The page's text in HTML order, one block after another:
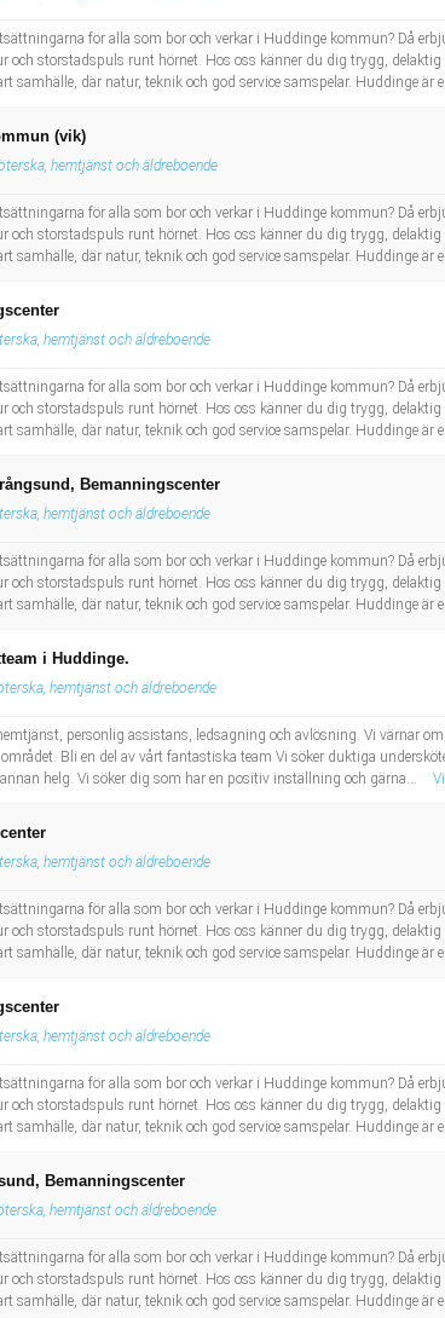
för alla som bor och verkar i Huddinge kommun? Då
och storstadspuls runt hörnet. Hos oss känner du dig trygg, delaktig
samhälle, där natur, teknik och god service samspelar. Huddinge är
(vik)
hemtjänst och äldreboende
för alla som bor och verkar i Huddinge kommun? Då
och storstadspuls runt hörnet. Hos oss känner du dig trygg, delaktig
samhälle, där natur, teknik och god service samspelar. Huddinge är
hemtjänst och äldreboende
för alla som bor och verkar i Huddinge kommun? Då
och storstadspuls runt hörnet. Hos oss känner du dig trygg, delaktig
samhälle, där natur, teknik och god service samspelar. Huddinge är
Bemanningscenter
hemtjänst och äldreboende
för alla som bor och verkar i Huddinge kommun? Då
och storstadspuls runt hörnet. Hos oss känner du dig trygg, delaktig
samhälle, där natur, teknik och god service samspelar. Huddinge är
i Huddinge.
hemtjänst och äldreboende
personlig assistans, ledsagning och avlösning. Vi värnar
Bli en del av vårt fantastiska team Vi söker duktiga
helg. Vi söker dig som har en positiv inställning och gärna...
hemtjänst och äldreboende
för alla som bor och verkar i Huddinge kommun? Då
och storstadspuls runt hörnet. Hos oss känner du dig trygg, delaktig
samhälle, där natur, teknik och god service samspelar. Huddinge är
hemtjänst och äldreboende
för alla som bor och verkar i Huddinge kommun? Då
och storstadspuls runt hörnet. Hos oss känner du dig trygg, delaktig
samhälle, där natur, teknik och god service samspelar. Huddinge är
Bemanningscenter
hemtjänst och äldreboende
för alla som bor och verkar i Huddinge kommun? Då
och storstadspuls runt hörnet. Hos oss känner du dig trygg, delaktig
samhälle, där natur, teknik och god service samspelar. Huddinge är